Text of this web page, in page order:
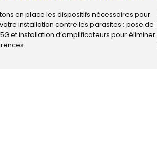
en place les dispositifs nécessaires pour
installation contre les parasites : pose de
et installation d’amplificateurs pour éliminer